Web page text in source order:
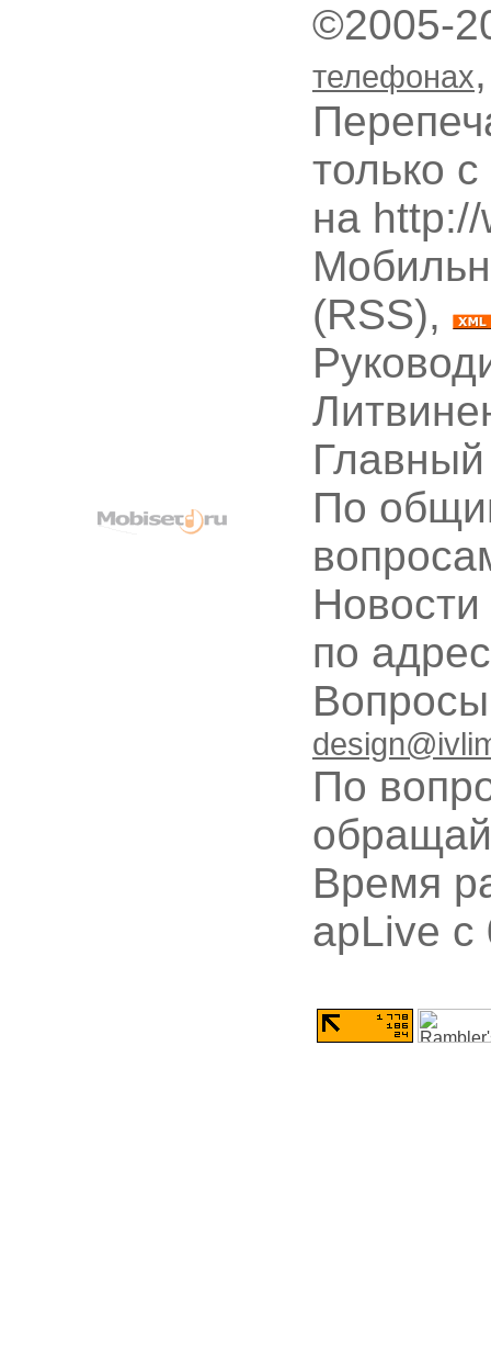
©2005-
телефонах
только
на
(RSS),
По
по
По
Время
apLive c